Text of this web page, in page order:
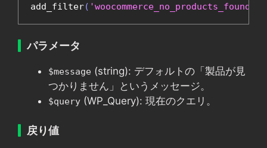
add_filter( 'woocommerce_no_products_found'
パラメータ
$message (string): デフォルトの「製品が見
つかりません」というメッセージ。
$query (WP_Query): 現在のクエリ。
戻り値